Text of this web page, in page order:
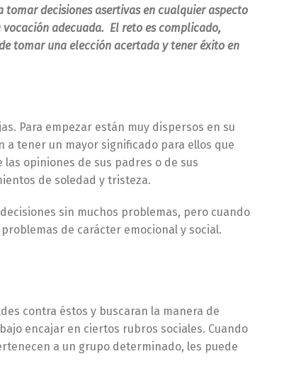
decisiones asertivas en cualquier aspecto
vocación adecuada. El reto es complicado,
tomar una elección acertada y tener éxito en
Para empezar están muy dispersos en su
tener un mayor significado para ellos que
opiniones de sus padres o de sus
de soledad y tristeza.
sin muchos problemas, pero cuando
de carácter emocional y social.
contra éstos y buscaran la manera de
encajar en ciertos rubros sociales. Cuando
a un grupo determinado, les puede